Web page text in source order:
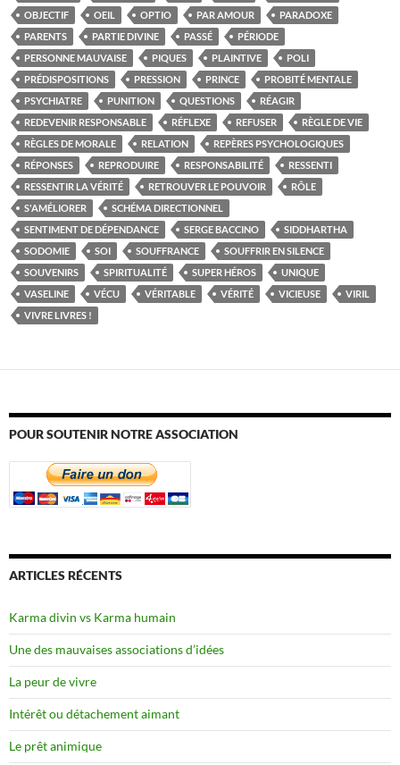
OBJECTIF
OEIL OPTIO PAR AMOUR
PARADOXE
PARENTS
PARTIE DIVINE PASSÉ
PÉRIODE
PERSONNE MAUVAISE
PIQUES PLAINTIVE
POLI
PRÉDISPOSITIONS
PRESSION PRINCE
PROBITÉ MENTALE
PSYCHIATRE
PUNITION QUESTIONS
RÉAGIR
REDEVENIR RESPONSABLE
RÉFLEXE REFUSER
RÈGLE DE VIE
RÈGLES DE MORALE
RELATION
REPÈRES PSYCHOLOGIQUES
RÉPONSES
REPRODUIRE RESPONSABILITÉ
RESSENTI
RESSENTIR LA VÉRITÉ
RETROUVER LE POUVOIR
RÔLE
S'AMÉLIORER
SCHÉMA DIRECTIONNEL
SENTIMENT DE DÉPENDANCE
SERGE BACCINO
SIDDHARTHA
SODOMIE
SOI SOUFFRANCE
SOUFFRIR EN SILENCE
SOUVENIRS
SPIRITUALITÉ SUPER HÉROS
UNIQUE
VASELINE
VÉCU VÉRITABLE VÉRITÉ VICIEUSE
VIRIL
VIVRE LIVRES !
POUR SOUTENIR NOTRE ASSOCIATION
ARTICLES RÉCENTS
Karma divin vs Karma humain
Une des mauvaises associations d’idées
La peur de vivre
Intérêt ou détachement aimant
Le prêt animique